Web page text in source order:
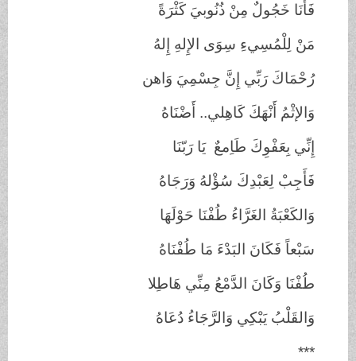
فَأَنَا خَجُولٌ مِنْ ذُنُوبيَ كَثْرَةً
مَنْ لِلْمُسِيءِ سِوَى الإِلهِ إِلهُ
رُحْمَاكَ رَبِّي إِنَّ جِسْمِيَ وَاهن
وَالإثْمُ أَنْهَكَ كَاهِلي.. أَضْنَاهُ
إِنِّي بِعَفْوِكَ طَاِمعٌ يَا رَبّنَا
فَأَجِبْ لِعَبْدِكَ سُؤْلهُ وَرَجَاهُ
وَالكَعْبَةُ الغَرَّاءُ طُفْنَا حَوْلَهَا
سَبْعاً فَكَانَ البَدْءَ مَا طُفْنَاهُ
طُفْنَا وَكَانَ الدَّمْعُ مِنِّي هَاطِلا
وَالقَلْبُ يَبْكِي وَالرَّجَاءُ دُعَاهُ
***